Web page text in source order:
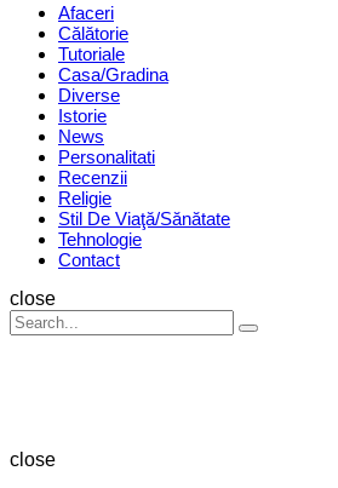
Menu Afaceri
Călătorie
Tutoriale
Casa/Gradina
Diverse
Istorie
News
Personalitati
Recenzii
Religie
Stil De Viaţă/Sănătate
Tehnologie
Contact
Search
close
Search
for:
Search
close